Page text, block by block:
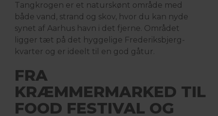
Tangkrogen er et naturskønt område med
både vand, strand og skov, hvor du kan nyde
synet af Aarhus havn i det fjerne. Området
ligger tæt på det hyggelige Frederiksbjerg-
kvarter og er ideelt til en god gåtur.
FRA
KRÆMMERMARKED TIL
FOOD FESTIVAL OG